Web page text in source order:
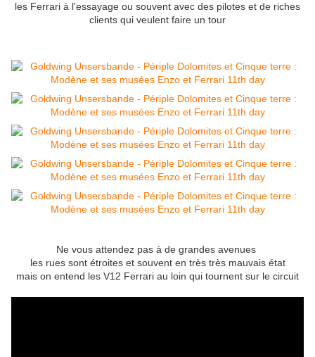
les Ferrari à l'essayage ou souvent avec des pilotes et de riches
clients qui veulent faire un tour
Ne vous attendez pas à de grandes avenues
les rues sont étroites et souvent en très très mauvais état
mais on entend les V12 Ferrari au loin qui tournent sur le circuit